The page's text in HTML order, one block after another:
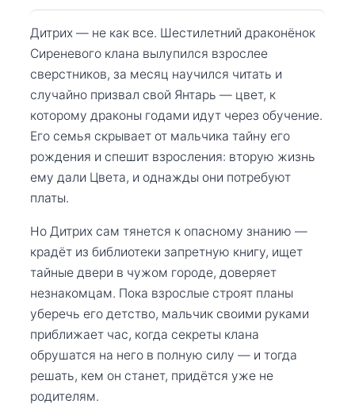
Дитрих — не как все. Шестилетний драконёнок
Сиреневого клана вылупился взрослее
сверстников, за месяц научился читать и
случайно призвал свой Янтарь — цвет, к
которому драконы годами идут через обучение.
Его семья скрывает от мальчика тайну его
рождения и спешит взросления: вторую жизнь
ему дали Цвета, и однажды они потребуют
платы.
Но Дитрих сам тянется к опасному знанию —
крадёт из библиотеки запретную книгу, ищет
тайные двери в чужом городе, доверяет
незнакомцам. Пока взрослые строят планы
уберечь его детство, мальчик своими руками
приближает час, когда секреты клана
обрушатся на него в полную силу — и тогда
решать, кем он станет, придётся уже не
родителям.